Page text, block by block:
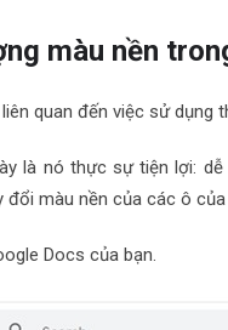
màu nền
quan đến việc sử dụng
là nó thực sự tiện lợi:
màu nền của các ô
Docs của bạn.